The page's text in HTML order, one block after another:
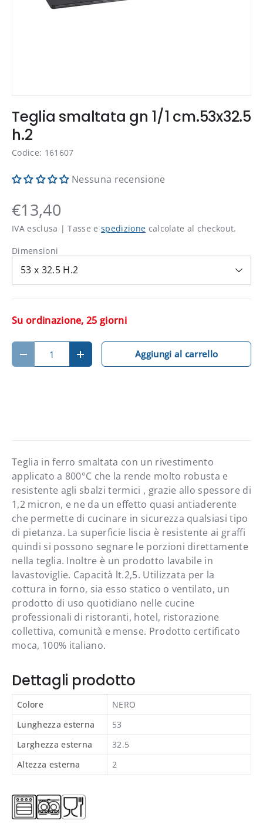
Teglia smaltata gn 1/1 cm.53x32.5
h.2
Codice: 161607
Nessuna recensione
€13,40
IVA esclusa | Tasse espedizione calcolate al checkout.
Dimensioni
53 x 32.5 H.2
Su ordinazione, 25 giorni
Q.tà
Diminuire la quantitàAumenta la quantitàAggiungi al carrello
Teglia in ferro smaltata con un rivestimento
applicato a 800°C che la rende molto robusta e
resistente agli sbalzi termici , grazie allo spessore di
1,2 micron, e ne da un effetto quasi antiaderente
che permette di cucinare in sicurezza qualsiasi tipo
di pietanza. La superficie liscia è resistente ai graffi
quindi si possono segnare le porzioni direttamente
nella teglia. Inoltre è un prodotto lavabile in
lavastoviglie. Capacità lt.2,5. Utilizzata per la
cottura in forno, sia esso statico o ventilato, un
prodotto di uso quotidiano nelle cucine
professionali di ristoranti, hotel, ristorazione
collettiva, comunità e mense. Prodotto certificato
moca, 100% italiano.
Dettagli prodotto
Colore
NERO
Lunghezza esterna
53
Larghezza esterna
32.5
Altezza esterna
2
Sei un'azienda?
Registrati per personalizzare fatturazione e
consegne secondo le tue esigenze.
Registra la tua azienda